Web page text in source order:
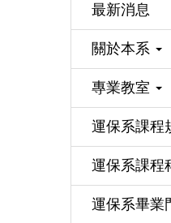
最新消息
關於本系
專業教室
運保系課程
運保系課程
運保系畢業